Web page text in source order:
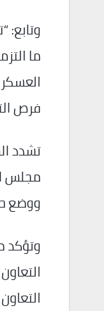
وتابع:
فرص
تشدد
ووضع
وتؤكد